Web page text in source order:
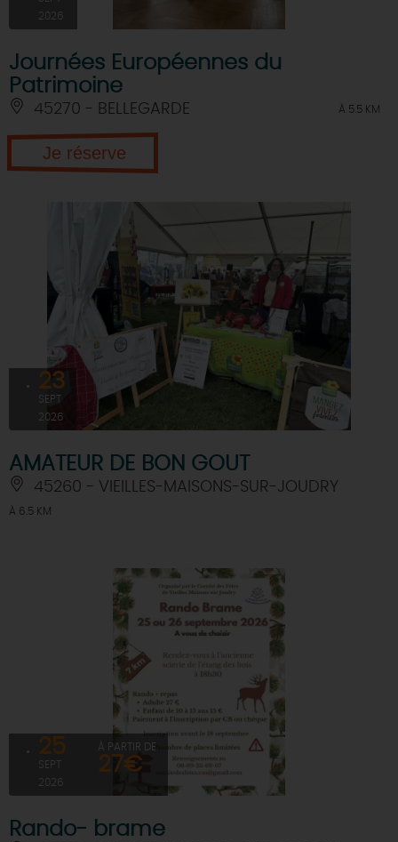
2026
Journées Européennes du
Patrimoine
45270 - BELLEGARDE À 5.5 KM
Je réserve
23
SEPT
2026
AMATEUR DE BON GOUT
45260 - VIEILLES-MAISONS-SUR-JOUDRY
À 6.5 KM
25
SEPT
2026
À PARTIR DE
27€
Rando- brame